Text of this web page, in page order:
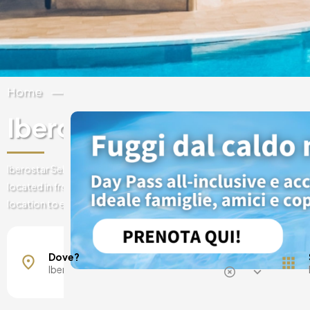
Home
Iberostar Selection
Iberostar Selection Anthelia is one of the best hotels in Tenerife,
located in front of Fañabé Beach and surrounded by incredible
location to enjoy an unforgettable day experience!
Maiorca, Spagna
Barcellona, Spagna
Madrid, Spagna
Dove?